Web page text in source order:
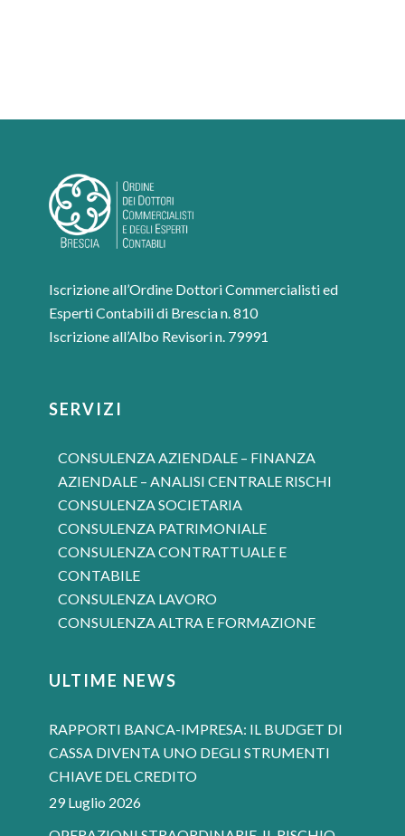
Iscrizione all’Ordine Dottori Commercialisti ed
Esperti Contabili di Brescia n. 810
Iscrizione all’Albo Revisori n. 79991
SERVIZI
CONSULENZA AZIENDALE – FINANZA
AZIENDALE – ANALISI CENTRALE RISCHI
CONSULENZA SOCIETARIA
CONSULENZA PATRIMONIALE
CONSULENZA CONTRATTUALE E
CONTABILE
CONSULENZA LAVORO
CONSULENZA ALTRA E FORMAZIONE
ULTIME NEWS
RAPPORTI BANCA-IMPRESA: IL BUDGET DI
CASSA DIVENTA UNO DEGLI STRUMENTI
CHIAVE DEL CREDITO
29 Luglio 2026